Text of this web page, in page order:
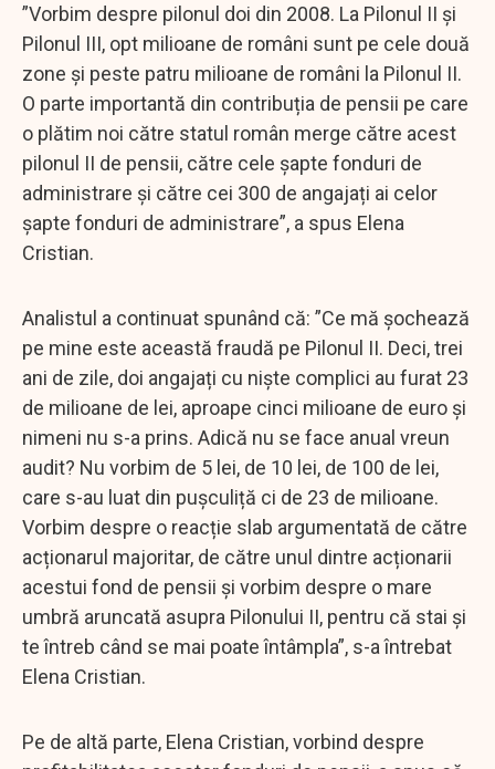
”Vorbim despre pilonul doi din 2008. La Pilonul II și
Pilonul III, opt milioane de români sunt pe cele două
zone și peste patru milioane de români la Pilonul II.
O parte importantă din contribuția de pensii pe care
o plătim noi către statul român merge către acest
pilonul II de pensii, către cele șapte fonduri de
administrare și către cei 300 de angajați ai celor
șapte fonduri de administrare”, a spus Elena
Cristian.
Analistul a continuat spunând că: ”Ce mă șochează
pe mine este această fraudă pe Pilonul II. Deci, trei
ani de zile, doi angajați cu niște complici au furat 23
de milioane de lei, aproape cinci milioane de euro și
nimeni nu s-a prins. Adică nu se face anual vreun
audit? Nu vorbim de 5 lei, de 10 lei, de 100 de lei,
care s-au luat din pușculiță ci de 23 de milioane.
Vorbim despre o reacție slab argumentată de către
acționarul majoritar, de către unul dintre acționarii
acestui fond de pensii și vorbim despre o mare
umbră aruncată asupra Pilonului II, pentru că stai și
te întreb când se mai poate întâmpla”, s-a întrebat
Elena Cristian.
Pe de altă parte, Elena Cristian, vorbind despre